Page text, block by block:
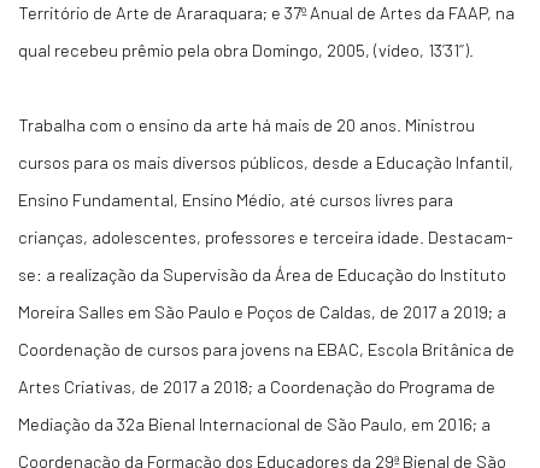
Território de Arte de Araraquara; e 37º Anual de Artes da FAAP, na
qual recebeu prêmio pela obra Domingo, 2005, (vídeo, 13’31’’).
Trabalha com o ensino da arte há mais de 20 anos. Ministrou
cursos para os mais diversos públicos, desde a Educação Infantil,
Ensino Fundamental, Ensino Médio, até cursos livres para
crianças, adolescentes, professores e terceira idade. Destacam-
se: a realização da Supervisão da Área de Educação do Instituto
Moreira Salles em São Paulo e Poços de Caldas, de 2017 a 2019; a
Coordenação de cursos para jovens na EBAC, Escola Britânica de
Artes Criativas, de 2017 a 2018; a Coordenação do Programa de
Mediação da 32a Bienal Internacional de São Paulo, em 2016; a
Coordenação da Formação dos Educadores da 29ª Bienal de São